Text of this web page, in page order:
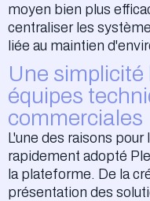
moyen bien plus
centraliser les
liée au maintien
Une simplicité
équipes
commerciales
L'une des raisons
rapidement adopté
la plateforme. De la
présentation des